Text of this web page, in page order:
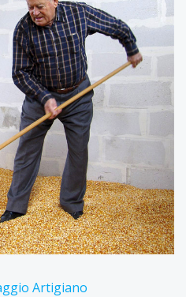
Artigiano